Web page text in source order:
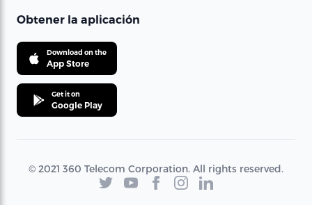
Obtener la aplicación
Download on the
App Store
Get it on
Google Play
© 2021 360 Telecom Corporation. All rights reserved.